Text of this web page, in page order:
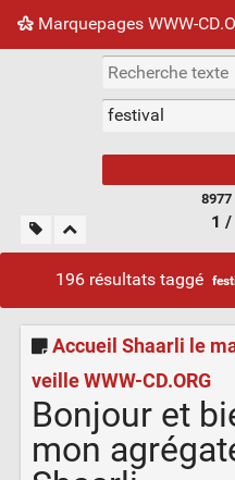
Marquepages WWW-
Nuage de tags Mur
8977
1
196 résultats taggé
Accueil Shaarli le
veille WWW-CD.ORG
Bonjour et
mon